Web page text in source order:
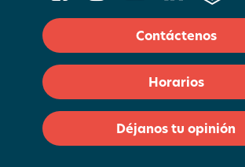
Contáctenos
Horarios
Déjanos tu opinión